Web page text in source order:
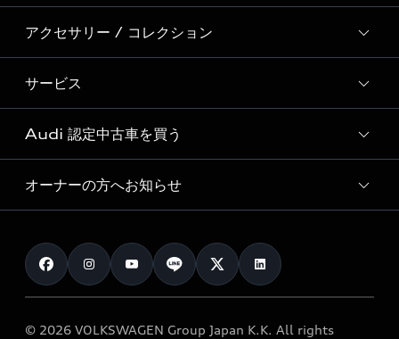
Audi Sport
Formula 1®
デジタルサービス
新車在庫検索
試乗車・展示車検索
見積り依頼
試乗予約
モデル一覧
特別仕様モデル / 限定モデル
e-tronラインアップ
価格シミュレーション
車両比較
カタログ一覧
アクセサリー / コレクション
純正アクセサリー
オンラインショップ
Audi collection
アウディナビアプリ
サービス
サービス入庫予約
サービスプログラム
メンテナンス
車検 / 定期点検
e-tronアフターサポート
Audi 認定中古車を買う
Audi認定中古車
クオリティ
保証
メンテナンス
オーナーの方へお知らせ
お知らせ
オーナー様向けキャンペーン
© 2026 VOLKSWAGEN Group Japan K.K. All rights